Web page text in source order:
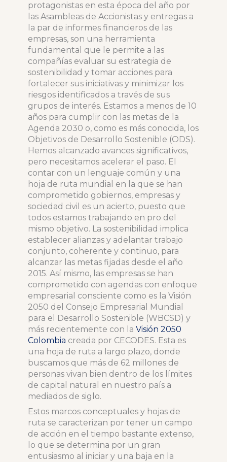
protagonistas en esta época del año por
las Asambleas de Accionistas y entregas a
la par de informes financieros de las
empresas, son una herramienta
fundamental que le permite a las
compañías evaluar su estrategia de
sostenibilidad y tomar acciones para
fortalecer sus iniciativas y minimizar los
riesgos identificados a través de sus
grupos de interés. Estamos a menos de 10
años para cumplir con las metas de la
Agenda 2030 o, como es más conocida, los
Objetivos de Desarrollo Sostenible (ODS).
Hemos alcanzado avances significativos,
pero necesitamos acelerar el paso. El
contar con un lenguaje común y una
hoja de ruta mundial en la que se han
comprometido gobiernos, empresas y
sociedad civil es un acierto, puesto que
todos estamos trabajando en pro del
mismo objetivo. La sostenibilidad implica
establecer alianzas y adelantar trabajo
conjunto, coherente y continuo, para
alcanzar las metas fijadas desde el año
2015. Así mismo, las empresas se han
comprometido con agendas con enfoque
empresarial consciente como es la Visión
2050 del Consejo Empresarial Mundial
para el Desarrollo Sostenible (WBCSD) y
más recientemente con la Visión 2050
Colombia creada por CECODES. Esta es
una hoja de ruta a largo plazo, donde
buscamos que más de 62 millones de
personas vivan bien dentro de los límites
de capital natural en nuestro país a
mediados de siglo.
Estos marcos conceptuales y hojas de
ruta se caracterizan por tener un campo
de acción en el tiempo bastante extenso,
lo que se determina por un gran
entusiasmo al iniciar y una baja en la